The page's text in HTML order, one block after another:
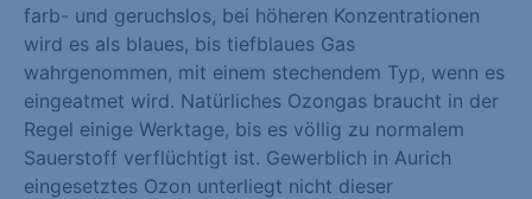
farb- und geruchslos, bei höheren Konzentrationen
wird es als blaues, bis tiefblaues Gas
wahrgenommen, mit einem stechendem Typ, wenn es
eingeatmet wird. Natürliches Ozongas braucht in der
Regel einige Werktage, bis es völlig zu normalem
Sauerstoff verflüchtigt ist. Gewerblich in Aurich
eingesetztes Ozon unterliegt nicht dieser